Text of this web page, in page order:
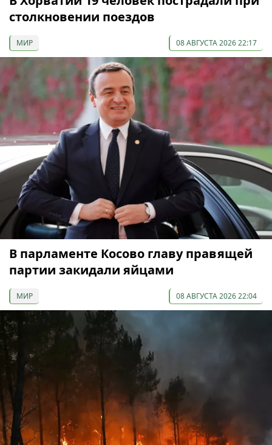
столкновении поездов
МИР 08 АВГУСТА 2026 22:17
В парламенте Косово главу правящей
партии закидали яйцами
МИР 08 АВГУСТА 2026 22:04